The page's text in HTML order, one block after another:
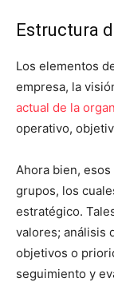
Estructura
Los elementos
empresa, la
actual de la
operativo,
Ahora bien,
grupos, los
estratégico.
valores; análisis
objetivos o
seguimiento y